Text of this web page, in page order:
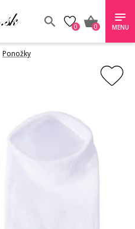
0 0 MENU
Ponožky